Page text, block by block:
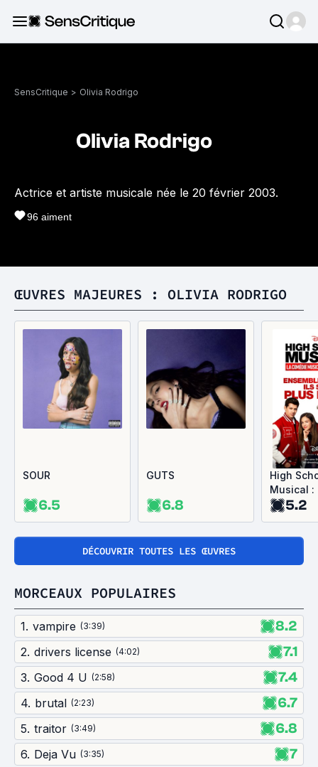
SensCritique > Olivia Rodrigo
Olivia Rodrigo
Actrice et artiste musicale née le 20 février 2003.
96 aiment
ŒUVRES MAJEURES : OLIVIA RODRIGO
SOUR
6.5
GUTS
6.8
High
Musical :
Comédie
5.2
DÉCOUVRIR TOUTES LES ŒUVRES
MORCEAUX POPULAIRES
1. vampire (3:39) 8.2
2. drivers license (4:02) 7.1
3. Good 4 U (2:58) 7.4
4. brutal (2:23) 6.7
5. traitor (3:49) 6.8
6. Deja Vu (3:35) 7